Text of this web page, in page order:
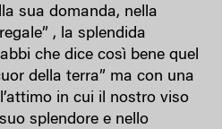
sua domanda, nella
, la splendida
che dice così bene quel
della terra” ma con una
in cui il nostro viso
splendore e nello